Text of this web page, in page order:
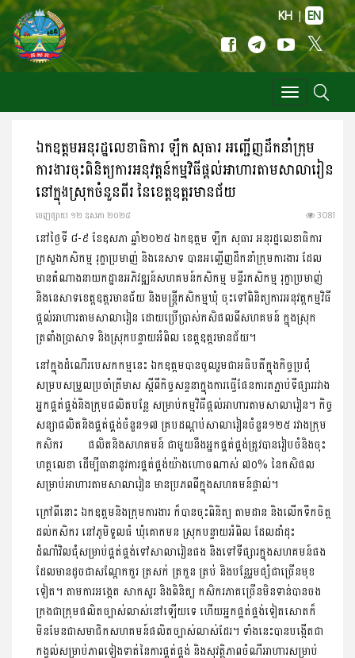
KH | EN
Toggle
navigation
ឯកឧត្តមអនុរដ្ឋលេខាធិការ ឡឹក សុធារ អញ្ជើញដឹកនាំក្រុម
ការងារចុះពិនិត្យការអនុវត្តន៍កម្មវិធីផ្តល់អាហារតាមសាលារៀន
នៅក្នុងស្រុកចំនួនពីរ នៃខេត្តឧត្តរមានជ័យ
ចេញ​ផ្សាយ​ ១២ ឧសភា ២០២៥ 3081
នៅថ្ងៃទី ៨-៩ ខែឧសភា ឆ្នាំ២០២៥ ឯកឧត្ដម ឡឹក សុធារ អនុរដ្ឋលេខាធិការ
ក្រសួងកសិកម្ម រុក្ខាប្រមាញ់ និងនេសាទ បានអញ្ជើញដឹកនាំក្រុមការងារ ដែល
មានតំណាងនាយកដ្ឋានអភិវឌ្ឍន៍សហគមន៍កសិកម្ម មន្ទីរកសិកម្ម រុក្ខាប្រមាញ់
និងនេសាទខេត្តឧត្ដរមានជ័យ និងមន្រ្តីកសិកម្មឃុំ ចុះទៅពិនិត្យការអនុវត្តកម្មវិធី
ផ្ដល់អាហារតាមសាលារៀន ដោយប្រើប្រាស់កសិផលពីសហគមន៍ ក្នុងស្រុក
ត្រពាំងប្រាសាទ និងស្រុកបន្ទាយអំពិល ខេត្តឧត្ដរមានជ័យ។
នៅក្នុងដំណើរបេសកកម្មនេះ ឯកឧត្ដមបានចូលរួមជាអធិបតីក្នុងកិច្ចប្រជុំ
សម្របសម្រួលប្រចាំត្រីមាស ស្តីពីកិច្ចសន្ទនាក្នុងការធ្វើផែនការតភ្ជាប់ទីផ្សាររវាង
អ្នកផ្គត់ផ្គង់និងក្រុមផលិតបន្លែ សម្រាប់កម្មវិធីផ្តល់អាហារតាមសាលារៀន។ កិច្ច
សន្យាផលិតនិងផ្គត់ផ្គង់ចំនួន១៧ គ្របដណ្ដប់សាលារៀនចំនួន១២៥ រវាងក្រុម
កសិករ ផលិតនិងសហគមន៍ ជាមួយនឹងអ្នកផ្គត់ផ្គង់ត្រូវបានរៀបចំនិងចុះ
ហត្ថលេខា ដើម្បីធានានូវការផ្គត់ផ្គង់យ៉ាងហោចណាស់ ៧០% នៃកសិផល
សម្រាប់អាហារតាមសាលារៀន មានប្រភពពីក្នុងសហគមន៍ផ្ទាល់។
ក្រៅពីនោះ ឯកឧត្តមនិងក្រុមការងារ ក៏បានចុះពិនិត្យ តាមដាន និងលើកទឹកចិត្ត
ដល់កសិករ នៅភូមិទួលធំ ឃុំគោកមន ស្រុកបន្ទាយអំពិល ដែលដាំដុះ
ដំណាំវិលជុំសម្រាប់ផ្គត់ផ្គង់ទៅសាលារៀនផង និងទៅទីផ្សារក្នុងសហគមន៍ផង
ដែលមានដូចជាសណ្ដែកកួរ ត្រសក់ ត្រកួន ត្រប់ និងបន្លែរួមផ្សំជាច្រើនមុខ
ទៀត។ តាមការអង្កេត សាកសួរ និងពិនិត្យ កសិករភាគច្រើនមិនទាន់បានចង
ក្រងជាក្រុមផលិតច្បាស់លាស់នៅឡើយទេ ហើយអ្នកផ្គត់ផ្គង់ទៀតសោតក៏
មិនមែនជាសមាជិកសហគមន៍ផលិតច្បាស់លាស់ដែរ។ ទាំងនេះបានបង្កើតជា
កង្វល់សម្រាប់ភាពទៀងទាត់នៃការផ្គត់ផ្គង់ និងសុវត្ថិភាពចំណីអាហារសម្រាប់